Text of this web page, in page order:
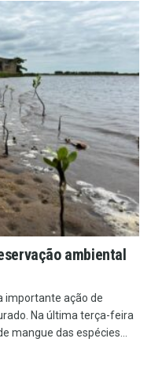
ambiental
importante ação de
Na última terça-feira
mangue das espécies...